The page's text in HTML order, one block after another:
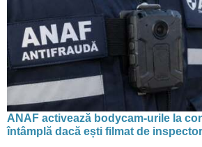
ANAF activează bodycam-urile la
întâmplă dacă ești filmat de